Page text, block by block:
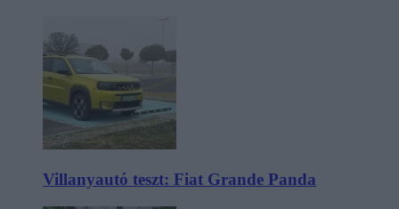
Villanyautó teszt: Fiat Grande Panda